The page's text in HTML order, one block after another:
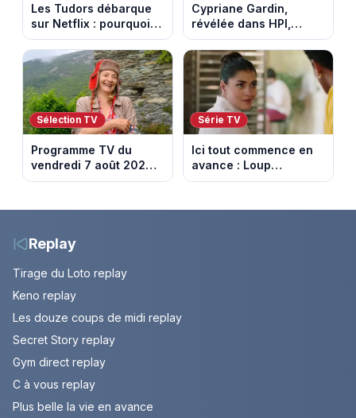
Les Tudors débarque
sur Netflix : pourquoi la
série n’a rien perdu de
son pouvoir
Cypriane Gardin,
révélée dans HPI,
lance une cagnotte
après des difficultés
financières
Sélection TV
Programme TV du
vendredi 7 août 2026 :
notre sélection pour
Série TV
Ici tout commence en
avance : Loup
découvre la trahison
10 août 2026 (spoiler)
Replay
Tirage du Loto replay
Keno replay
Les douze coups de midi replay
Secret Story replay
Gym direct replay
C à vous replay
Plus belle la vie en avance